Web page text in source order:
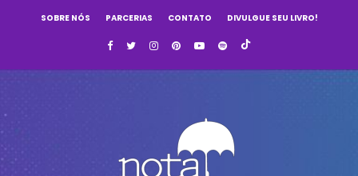
SOBRE NÓS PARCERIAS CONTATO DIVULGUE SEU LIVRO!